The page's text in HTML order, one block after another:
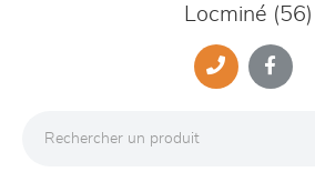
Locminé (56)